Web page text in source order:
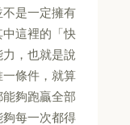
是一定擁有
這裡的「快
，也就是說
條件，就算
夠跑贏全部
每一次都得